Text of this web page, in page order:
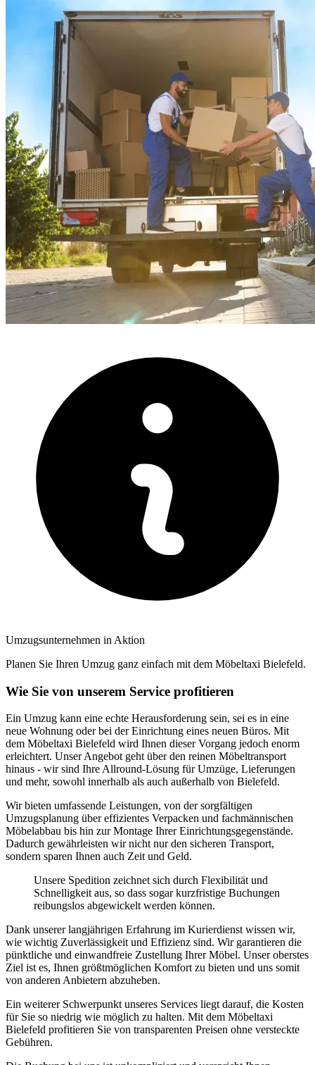
Umzugsunternehmen in Aktion
Planen Sie Ihren Umzug ganz einfach mit dem Möbeltaxi Bielefeld.
Wie Sie von unserem Service profitieren
Ein Umzug kann eine echte Herausforderung sein, sei es in eine
neue Wohnung oder bei der Einrichtung eines neuen Büros. Mit
dem Möbeltaxi Bielefeld wird Ihnen dieser Vorgang jedoch enorm
erleichtert. Unser Angebot geht über den reinen Möbeltransport
hinaus - wir sind Ihre Allround-Lösung für Umzüge, Lieferungen
und mehr, sowohl innerhalb als auch außerhalb von Bielefeld.
Wir bieten umfassende Leistungen, von der sorgfältigen
Umzugsplanung über effizientes Verpacken und fachmännischen
Möbelabbau bis hin zur Montage Ihrer Einrichtungsgegenstände.
Dadurch gewährleisten wir nicht nur den sicheren Transport,
sondern sparen Ihnen auch Zeit und Geld.
Unsere Spedition zeichnet sich durch Flexibilität und
Schnelligkeit aus, so dass sogar kurzfristige Buchungen
reibungslos abgewickelt werden können.
Dank unserer langjährigen Erfahrung im Kurierdienst wissen wir,
wie wichtig Zuverlässigkeit und Effizienz sind. Wir garantieren die
pünktliche und einwandfreie Zustellung Ihrer Möbel. Unser oberstes
Ziel ist es, Ihnen größtmöglichen Komfort zu bieten und uns somit
von anderen Anbietern abzuheben.
Ein weiterer Schwerpunkt unseres Services liegt darauf, die Kosten
für Sie so niedrig wie möglich zu halten. Mit dem Möbeltaxi
Bielefeld profitieren Sie von transparenten Preisen ohne versteckte
Gebühren.